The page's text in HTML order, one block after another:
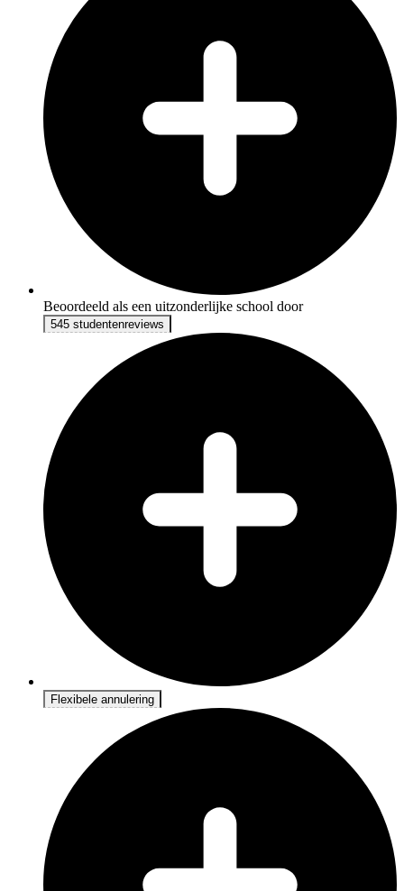
Beoordeeld als een uitzonderlijke school door
545 studentenreviews
Flexibele annulering